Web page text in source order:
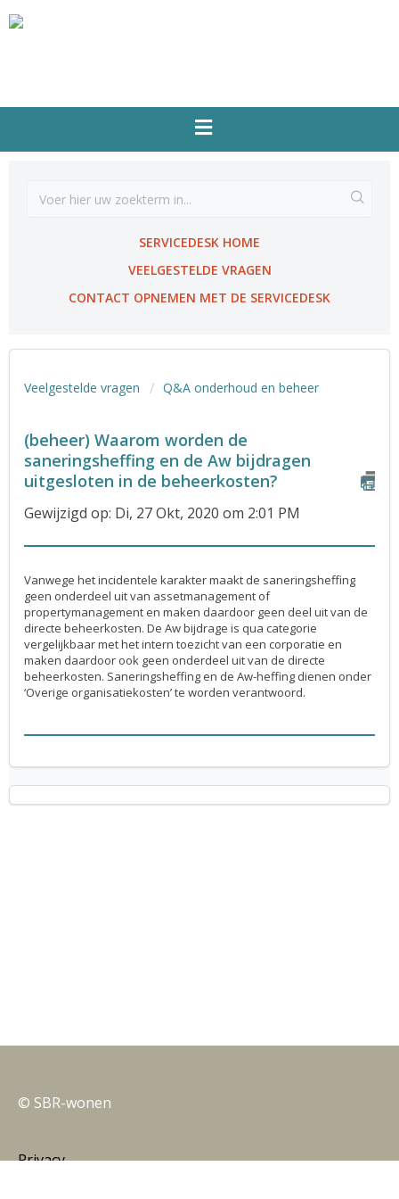
SERVICEDESK HOME
VEELGESTELDE VRAGEN
CONTACT OPNEMEN MET DE SERVICEDESK
Veelgestelde vragen Q&A onderhoud en beheer
(beheer) Waarom worden de
saneringsheffing en de Aw bijdragen
uitgesloten in de beheerkosten?
Gewijzigd op: Di, 27 Okt, 2020 om 2:01 PM
Vanwege het incidentele karakter maakt de saneringsheffing
geen onderdeel uit van assetmanagement of
propertymanagement en maken daardoor geen deel uit van de
directe beheerkosten. De Aw bijdrage is qua categorie
vergelijkbaar met het intern toezicht van een corporatie en
maken daardoor ook geen onderdeel uit van de directe
beheerkosten. Saneringsheffing en de Aw-heffing dienen onder
‘Overige organisatiekosten’ te worden verantwoord.
© SBR-wonen
Privacy